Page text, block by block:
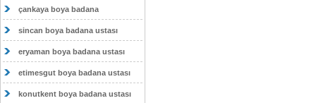
çankaya boya badana
sincan boya badana ustası
eryaman boya badana ustası
etimesgut boya badana ustası
konutkent boya badana ustası